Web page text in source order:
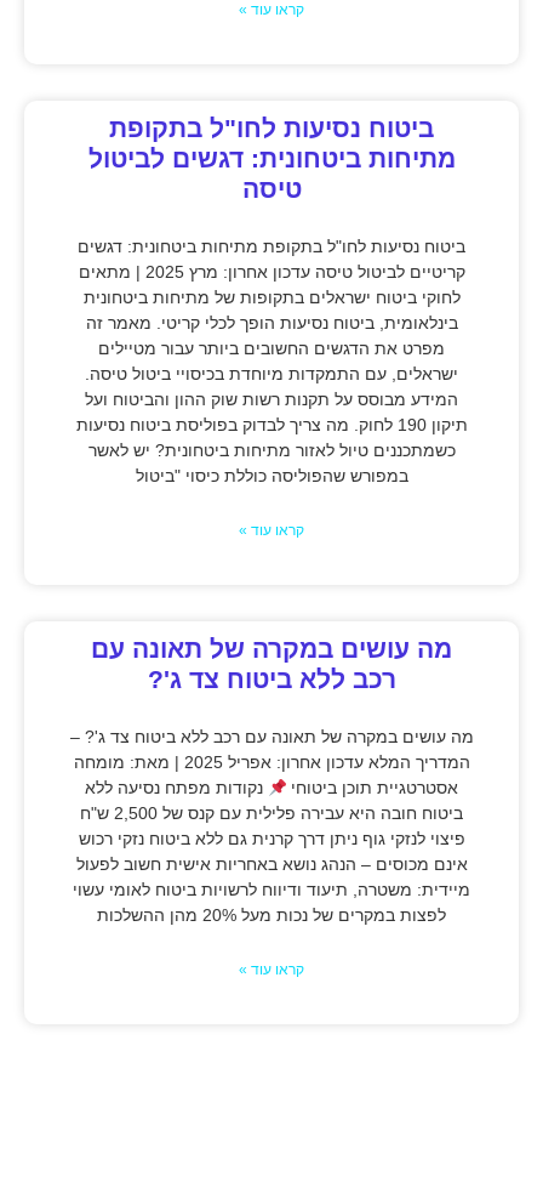
קראו עוד »
ביטוח נסיעות לחו"ל בתקופת
מתיחות ביטחונית: דגשים לביטול
טיסה
ביטוח נסיעות לחו"ל בתקופת מתיחות ביטחונית: דגשים
קריטיים לביטול טיסה עדכון אחרון: מרץ 2025 | מתאים
לחוקי ביטוח ישראלים בתקופות של מתיחות ביטחונית
בינלאומית, ביטוח נסיעות הופך לכלי קריטי. מאמר זה
מפרט את הדגשים החשובים ביותר עבור מטיילים
ישראלים, עם התמקדות מיוחדת בכיסויי ביטול טיסה.
המידע מבוסס על תקנות רשות שוק ההון והביטוח ועל
תיקון 190 לחוק. מה צריך לבדוק בפוליסת ביטוח נסיעות
כשמתכננים טיול לאזור מתיחות ביטחונית? יש לאשר
במפורש שהפוליסה כוללת כיסוי "ביטול
קראו עוד »
מה עושים במקרה של תאונה עם
רכב ללא ביטוח צד ג'?
מה עושים במקרה של תאונה עם רכב ללא ביטוח צד ג'? –
המדריך המלא עדכון אחרון: אפריל 2025 | מאת: מומחה
אסטרטגיית תוכן ביטוחי
נקודות מפתח נסיעה ללא
ביטוח חובה היא עבירה פלילית עם קנס של 2,500 ש"ח
פיצוי לנזקי גוף ניתן דרך קרנית גם ללא ביטוח נזקי רכוש
אינם מכוסים – הנהג נושא באחריות אישית חשוב לפעול
מיידית: משטרה, תיעוד ודיווח לרשויות ביטוח לאומי עשוי
לפצות במקרים של נכות מעל 20% מהן ההשלכות
קראו עוד »